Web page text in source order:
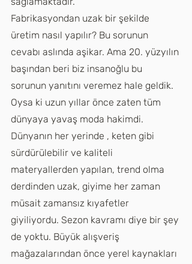
Fabrikasyondan uzak bir şekilde
üretim nasıl yapılır? Bu sorunun
cevabı aslında aşikar. Ama 20. yüzyılın
başından beri biz insanoğlu bu
sorunun yanıtını veremez hale geldik.
Oysa ki uzun yıllar önce zaten tüm
dünyaya yavaş moda hakimdi.
Dünyanın her yerinde , keten gibi
sürdürülebilir ve kaliteli
materyallerden yapılan, trend olma
derdinden uzak, giyime her zaman
müsait zamansız kıyafetler
giyiliyordu. Sezon kavramı diye bir şey
de yoktu. Büyük alışveriş
mağazalarından önce yerel kaynakları